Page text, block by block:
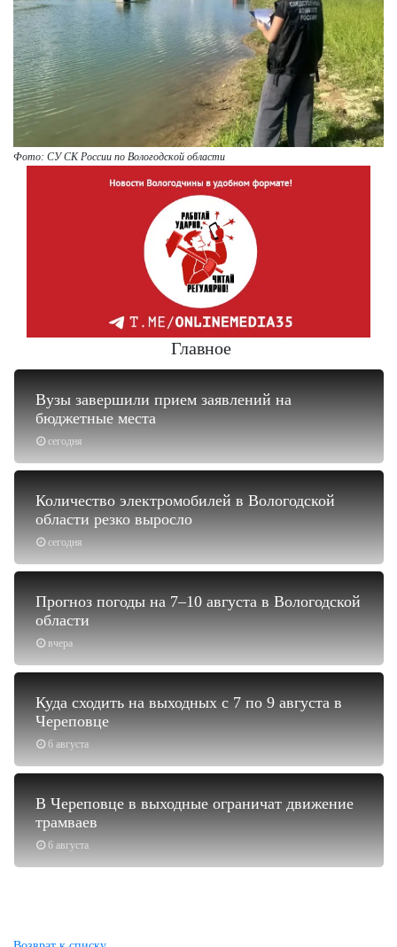
Фото: СУ СК России по Вологодской области
Главное
сегодня
Вузы завершили прием заявлений на
бюджетные места
сегодня
Количество электромобилей в Вологодской
области резко выросло
вчера
Прогноз погоды на 7–10 августа в Вологодской
области
6 августа
Куда сходить на выходных с 7 по 9 августа в
Череповце
6 августа
В Череповце в выходные ограничат движение
трамваев